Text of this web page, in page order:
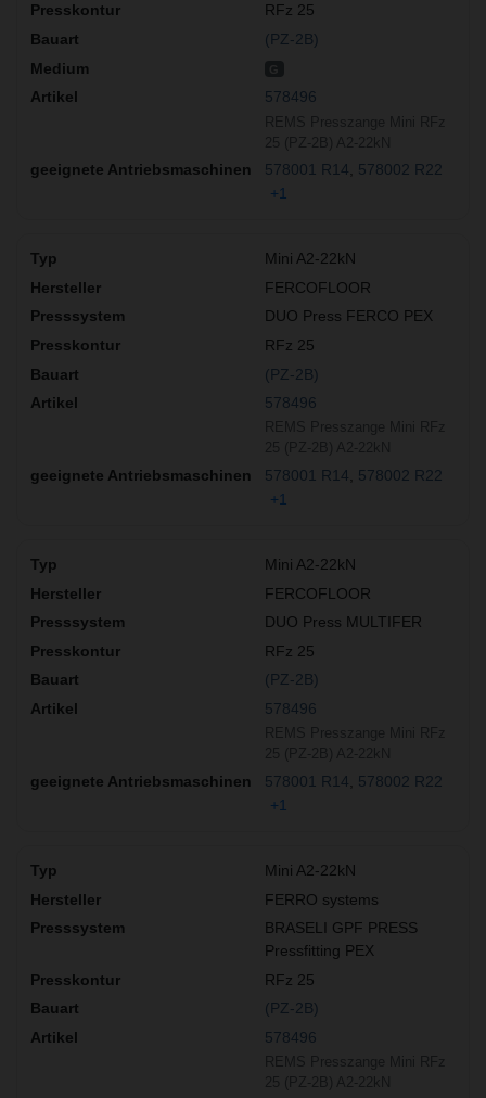
RFz 25
(PZ-2B)
578496
578001 R14
578002 R22
+1
Mini A2-22kN
FERCOFLOOR
DUO Press FERCO PEX
RFz 25
(PZ-2B)
578496
578001 R14
578002 R22
+1
Mini A2-22kN
FERCOFLOOR
DUO Press MULTIFER
RFz 25
(PZ-2B)
578496
578001 R14
578002 R22
+1
Mini A2-22kN
FERRO systems
BRASELI GPF PRESS
Pressfitting PEX
RFz 25
(PZ-2B)
578496